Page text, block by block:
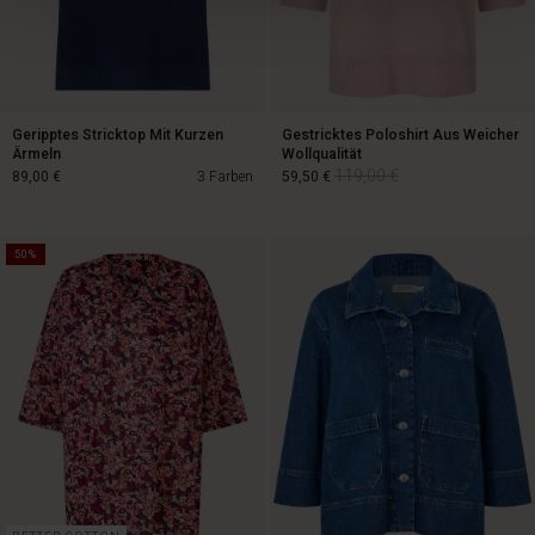
Geripptes Stricktop Mit Kurzen
Ärmeln
3 Farben
89,00 €
89,00 €
Gestricktes Poloshirt Aus Weicher
Wollqualität
59,50 €
59,50 € 119,00 €
50%